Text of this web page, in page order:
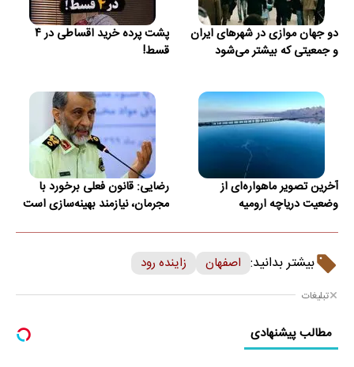
دو جهان موازی در شهرهای ایران
و جمعیتی که بیشتر می‌شود
پشت پرده خرید اقساطی در ۴
قسط!
آخرین تصویر ماهواره‌ای از
وضعیت دریاچه ارومیه
رضایی: قانون فعلی برخورد با
مجرمان، نیازمند بهینه‌سازی است
بیشتر بدانید: اصفهان زاینده رود
تبلیغات
مطالب پیشنهادی